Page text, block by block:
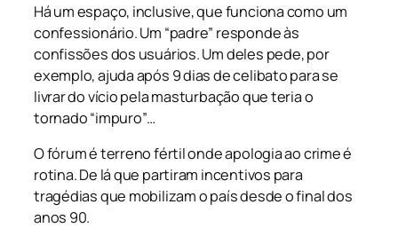
Há um espaço, inclusive, que funciona como um
confessionário. Um “padre” responde às
confissões dos usuários. Um deles pede, por
exemplo, ajuda após 9 dias de celibato para se
livrar do vício pela masturbação que teria o
tornado “impuro”…
O fórum é terreno fértil onde apologia ao crime é
rotina. De lá que partiram incentivos para
tragédias que mobilizam o país desde o final dos
anos 90.